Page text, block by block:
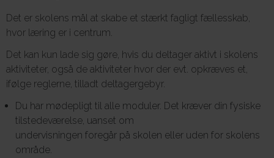
Det er skolens mål at skabe et stærkt fagligt fællesskab,
hvor læring er i centrum.
Det kan kun lade sig gøre, hvis du deltager aktivt i skolens
aktiviteter, også de aktiviteter hvor der evt. opkræves et,
ifølge reglerne, tilladt deltagergebyr.
Du har mødepligt til alle moduler. Det kræver din fysiske
tilstedeværelse, uanset om
undervisningen foregår på skolen eller uden for skolens
område.